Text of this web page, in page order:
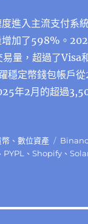
進入主流支付系
增加了598%。
量，超過了Visa
穩定幣錢包帳戶
年2月的超過
幣 、數位資產
標
籤
PYPL 、Shopify 、